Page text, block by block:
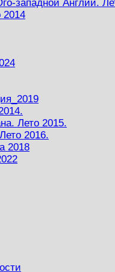
западной Англии.
2014
Лето 2015.
2016.
2018